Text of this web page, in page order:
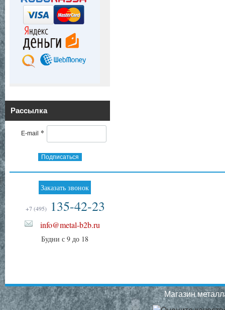
Рассылка
E-mail *
Подписаться
Заказать звонок
+7 (495) 135-42-23
info@metal-b2b.ru
Будни с 9 до 18
Магазин